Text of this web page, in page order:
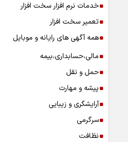
خدمات نرم افزار سخت افزار
تعمیر سخت افزار
همه آگهی های رایانه و موبایل
مالی،حسابداری،بیمه
حمل و نقل
پیشه و مهارت
آرایشگری و زیبایی
سرگرمی
نظافت